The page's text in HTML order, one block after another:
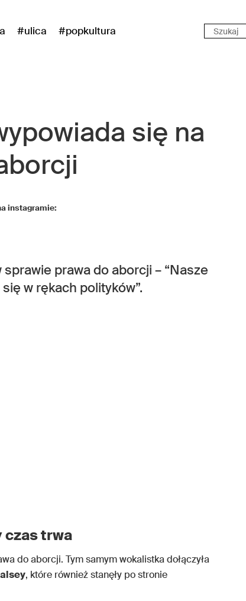
#ulica
#popkultura
się na
instagramie:
prawa do aborcji – “Nasze
w rękach polityków”.
czas trwa
do aborcji. Tym samym wokalistka dołączyła
, które również stanęły po stronie